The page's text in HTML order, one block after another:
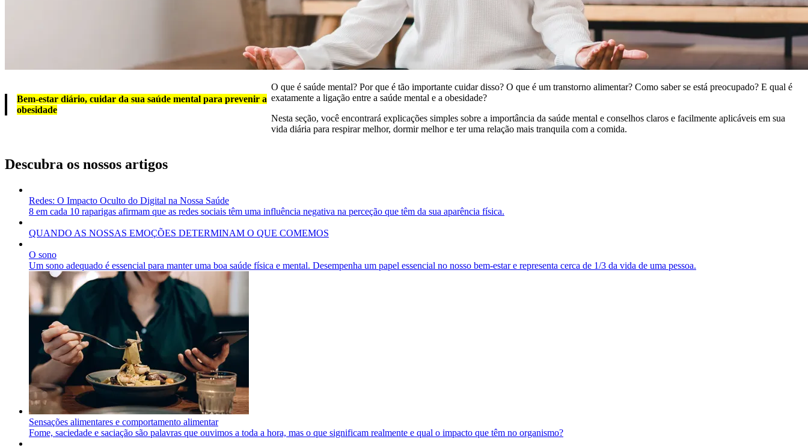
Bem-estar diário, cuidar da sua saúde mental para prevenir a
obesidade
O que é saúde mental? Por que é tão importante cuidar disso? O que é um transtorno alimentar? Como saber se está preocupado? E qual é
exatamente a ligação entre a saúde mental e a obesidade?
Nesta seção, você encontrará explicações simples sobre a importância da saúde mental e conselhos claros e facilmente aplicáveis em sua
vida diária para respirar melhor, dormir melhor e ter uma relação mais tranquila com a comida.
Descubra os nossos artigos
Redes: O Impacto Oculto do Digital na Nossa Saúde
8 em cada 10 raparigas afirmam que as redes sociais têm uma influência negativa na perceção que têm da sua aparência física.
QUANDO AS NOSSAS EMOÇÕES DETERMINAM O QUE COMEMOS
O sono
Um sono adequado é essencial para manter uma boa saúde física e mental. Desempenha um papel essencial no nosso bem-estar e representa cerca de 1/3 da vida de uma pessoa.
Sensações alimentares e comportamento alimentar
Fome, saciedade e saciação são palavras que ouvimos a toda a hora, mas o que significam realmente e qual o impacto que têm no organismo?